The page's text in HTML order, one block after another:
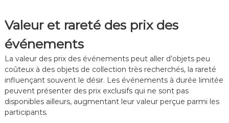
p
l
e
s
o
u
,
R
é
o
m
Valeur et rareté des prix des
événements
La valeur des prix des événements peut aller d’objets peu
coûteux à des objets de collection très recherchés, la rareté
influençant souvent le désir. Les événements à durée limitée
peuvent présenter des prix exclusifs qui ne sont pas
disponibles ailleurs, augmentant leur valeur perçue parmi les
participants.